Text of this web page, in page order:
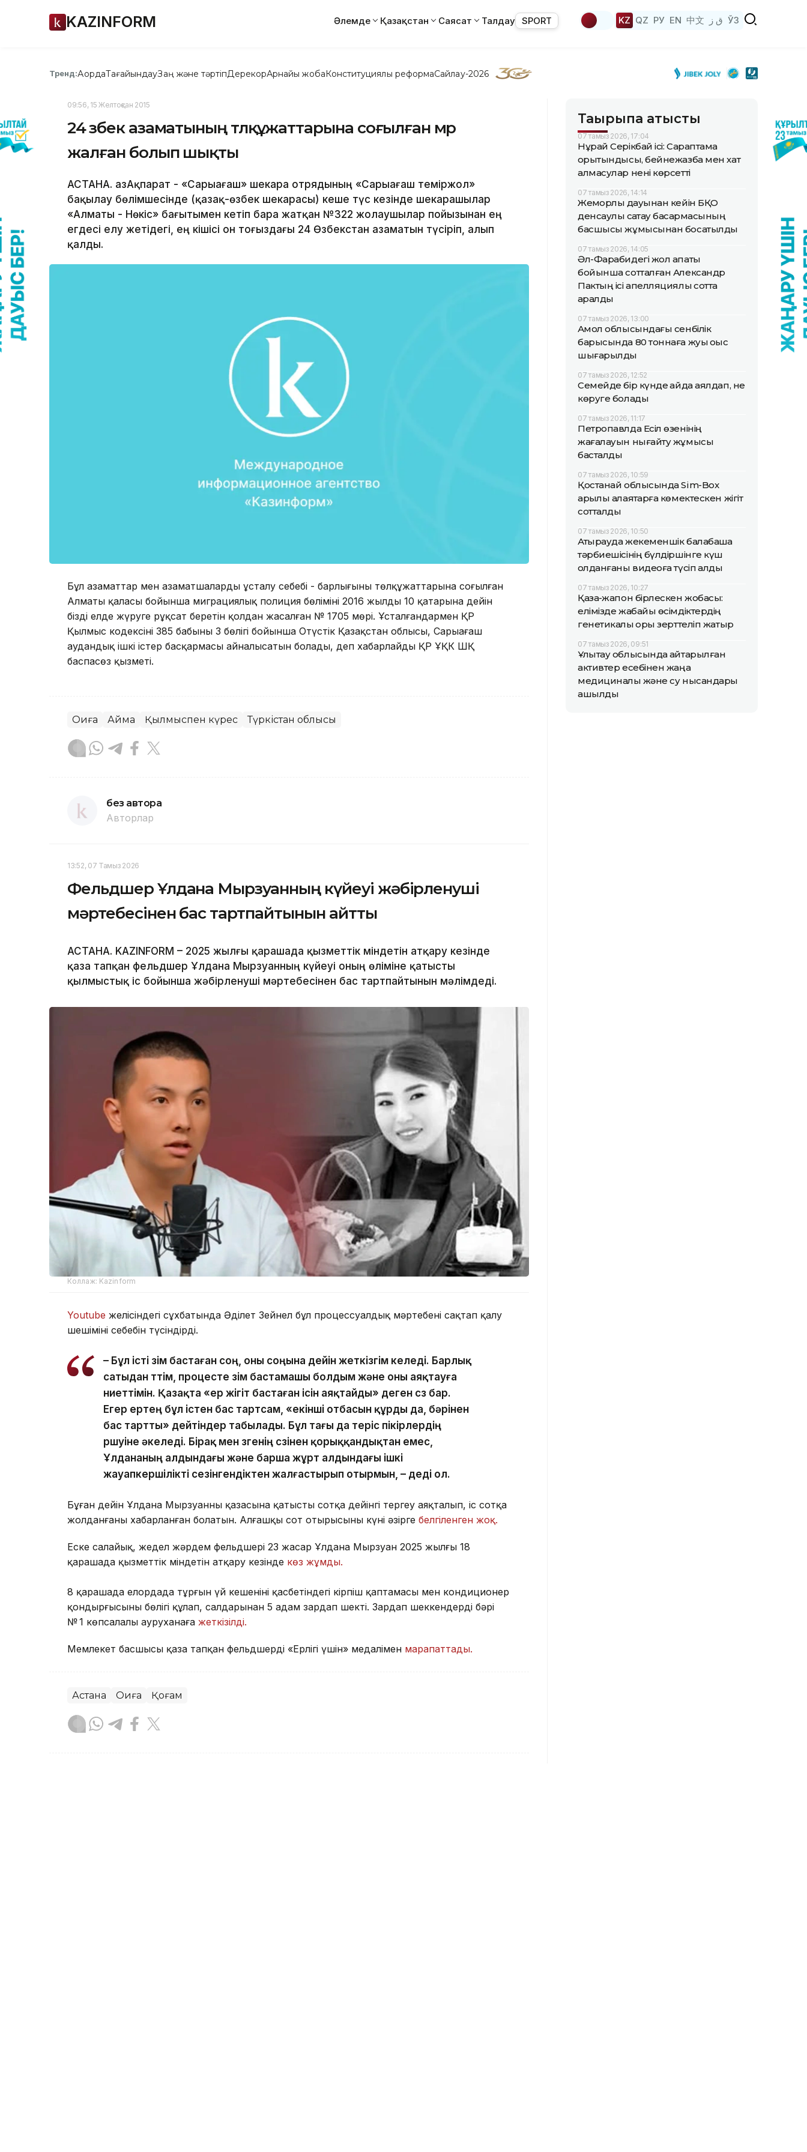
KAZINFORM Әлемде Қазақстан Саясат Талдау SPORT KZ QZ РУ EN 中文 ق ز ЎЗ
Тренд:АқордаТағайындауЗаң және тәртіпДерекқорАрнайы жобаКонституциялық реформаСайлау-2026
09:56, 15 Желтоқсан 2015
24 өзбек азаматының төлқұжаттарына соғылған мөр
жалған болып шықты
АСТАНА. ҚазАқпарат - «Сарыағаш» шекара отрядының «Сарыағаш теміржол»
бақылау бөлімшесінде (қазақ-өзбек шекарасы) кеше түс кезінде шекарашылар
«Алматы - Нөкіс» бағытымен кетіп бара жатқан №322 жолаушылар пойызынан ең
егдесі елу жетідегі, ең кішісі он тоғыздағы 24 Өзбекстан азаматын түсіріп, алып
қалды.
Бұл азаматтар мен азаматшалардың ұсталу себебі - барлығының төлқұжаттарына соғылған
Алматы қаласы бойынша миграциялық полиция бөлімінің 2016 жылдың 10 қаңтарына дейін
біздің елде жүруге рұқсат беретін қолдан жасалған № 1705 мөрі. Ұсталғандармен ҚР
Қылмыс кодексінің 385 бабының 3 бөлігі бойынша Оңтүстік Қазақстан облысы, Сарыағаш
аудандық ішкі істер басқармасы айналысатын болады, деп хабарлайды ҚР ҰҚК ШҚ
баспасөз қызметі.
Оқиға Аймақ Қылмыспен күрес Түркістан облысы
без автора
Авторлар
13:52, 07 Тамыз 2026
Фельдшер Ұлдана Мырзуанның күйеуі жәбірленуші
мәртебесінен бас тартпайтынын айтты
АСТАНА. KAZINFORM – 2025 жылғы қарашада қызметтік міндетін атқару кезінде
қаза тапқан фельдшер Ұлдана Мырзуанның күйеуі оның өліміне қатысты
қылмыстық іс бойынша жәбірленуші мәртебесінен бас тартпайтынын мәлімдеді.
Коллаж: Kazinform
Youtube желісіндегі сұхбатында Әділет Зейнел бұл процессуалдық мәртебені сақтап қалу
шешімінің себебін түсіндірді.
– Бұл істі өзім бастаған соң, оны соңына дейін жеткізгім келеді. Барлық
сатыдан өттім, процесте өзім бастамашы болдым және оны аяқтауға
ниеттімін. Қазақта «ер жігіт бастаған ісін аяқтайды» деген сөз бар.
Егер ертең бұл істен бас тартсам, «екінші отбасын құрды да, бәрінен
бас тартты» дейтіндер табылады. Бұл тағы да теріс пікірлердің
өршуіне әкеледі. Бірақ мен өзгенің сөзінен қорыққандықтан емес,
Ұлдананың алдындағы және барша жұрт алдындағы ішкі
жауапкершілікті сезінгендіктен жалғастырып отырмын, – деді ол.
Бұған дейін Ұлдана Мырзуанның қазасына қатысты сотқа дейінгі тергеу аяқталып, іс сотқа
жолданғаны хабарланған болатын. Алғашқы сот отырысының күні әзірге белгіленген жоқ.
Еске салайық, жедел жәрдем фельдшері 23 жасар Ұлдана Мырзуан 2025 жылғы 18
қарашада қызметтік міндетін атқару кезінде көз жұмды.
8 қарашада елордада тұрғын үй кешенінің қасбетіндегі кірпіш қаптамасы мен кондиционер
қондырғысының бөлігі құлап, салдарынан 5 адам зардап шекті. Зардап шеккендердің бәрі
№ 1 көпсалалы ауруханаға жеткізілді.
Мемлекет басшысы қаза тапқан фельдшерді «Ерлігі үшін» медалімен марапаттады.
Астана Оқиға Қоғам
Тақырыпқа қатысты
07 тамыз 2026, 17:04
Нұрай Серікбай ісі: Сараптама
қорытындысы, бейнежазба мен хат
алмасулар нені көрсетті
07 тамыз 2026, 14:14
Жемқорлық дауынан кейін БҚО
денсаулық сақтау басқармасының
басшысы жұмысынан босатылды
07 тамыз 2026, 14:05
Әл-Фарабидегі жол апаты
бойынша сотталған Александр
Пактың ісі апелляциялық сотта
қаралды
07 тамыз 2026, 13:00
Ақмол облысындағы сенбілік
барысында 80 тоннаға жуық қоқыс
шығарылды
07 тамыз 2026, 12:52
Семейде бір күнде қайда аялдап, не
көруге болады
07 тамыз 2026, 11:17
Петропавлда Есіл өзенінің
жағалауын нығайту жұмысы
басталды
07 тамыз 2026, 10:59
Қостанай облысында Sim-Box
арқылы алаяқтарға көмектескен жігіт
сотталды
07 тамыз 2026, 10:50
Атырауда жекеменшік балабақша
тәрбиешісінің бүлдіршінге күш
қолданғаны видеоға түсіп қалды
07 тамыз 2026, 10:27
Қазақ-жапон бірлескен жобасы:
елімізде жабайы өсімдіктердің
генетикалық қоры зерттеліп жатыр
07 тамыз 2026, 09:51
Ұлытау облысында қайтарылған
активтер есебінен жаңа
медициналық және су нысандары
ашылды